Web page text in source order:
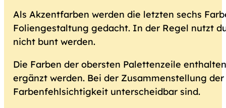
Als Akzentfarben werden die letzten sechs
Foliengestaltung gedacht. In der Regel nutzt
nicht bunt werden.
Die Farben der obersten Palettenzeile
ergänzt werden. Bei der Zusammenstellung
Farbenfehlsichtigkeit unterscheidbar sind.